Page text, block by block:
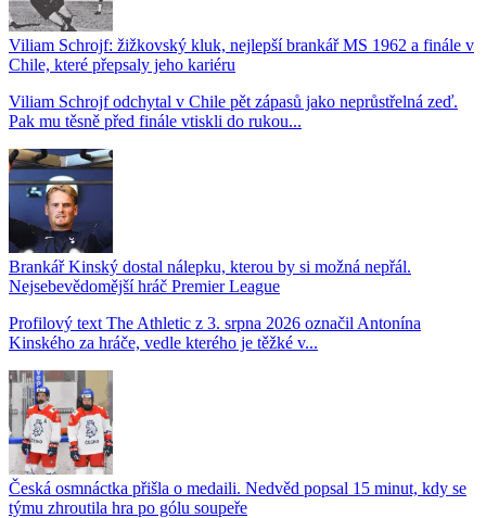
Viliam Schrojf: žižkovský kluk, nejlepší brankář MS 1962 a finále v
Chile, které přepsaly jeho kariéru
Viliam Schrojf odchytal v Chile pět zápasů jako neprůstřelná zeď.
Pak mu těsně před finále vtiskli do rukou...
Brankář Kinský dostal nálepku, kterou by si možná nepřál.
Nejsebevědomější hráč Premier League
Profilový text The Athletic z 3. srpna 2026 označil Antonína
Kinského za hráče, vedle kterého je těžké v...
Česká osmnáctka přišla o medaili. Nedvěd popsal 15 minut, kdy se
týmu zhroutila hra po gólu soupeře